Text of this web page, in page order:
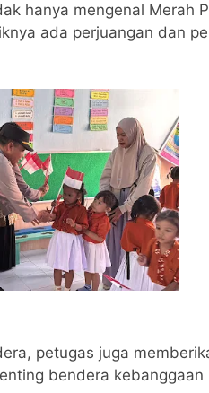
hanya mengenal Merah
ada perjuangan dan
petugas juga
bendera kebanggaan